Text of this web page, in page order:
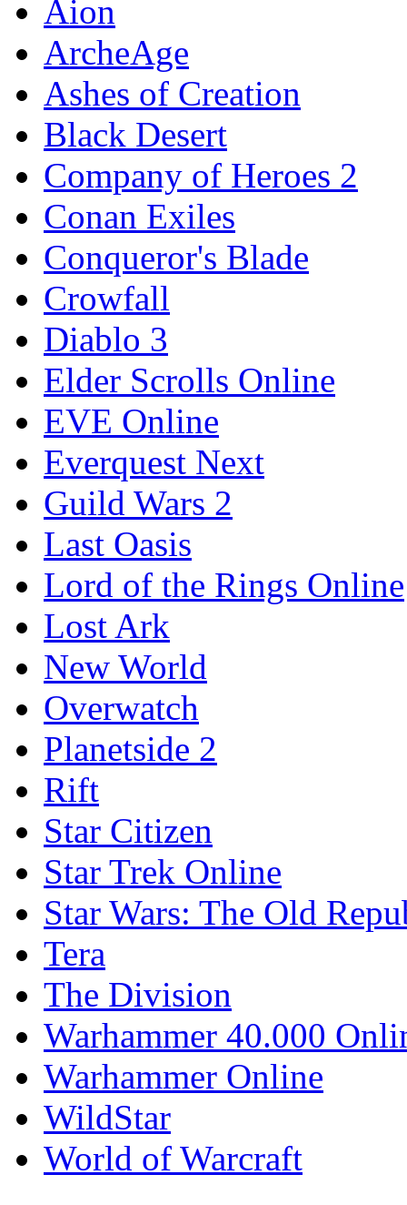
Aion
ArcheAge
Ashes of Creation
Black Desert
Company of Heroes 2
Conan Exiles
Conqueror's Blade
Crowfall
Diablo 3
Elder Scrolls Online
EVE Online
Everquest Next
Guild Wars 2
Last Oasis
Lord of the Rings Online
Lost Ark
New World
Overwatch
Planetside 2
Rift
Star Citizen
Star Trek Online
Star Wars: The Old
Tera
The Division
Warhammer 40.000
Warhammer Online
WildStar
World of Warcraft